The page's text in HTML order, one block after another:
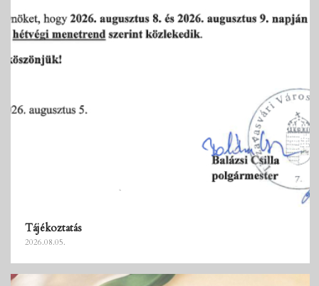
Tájékoztatás
2026.08.05.